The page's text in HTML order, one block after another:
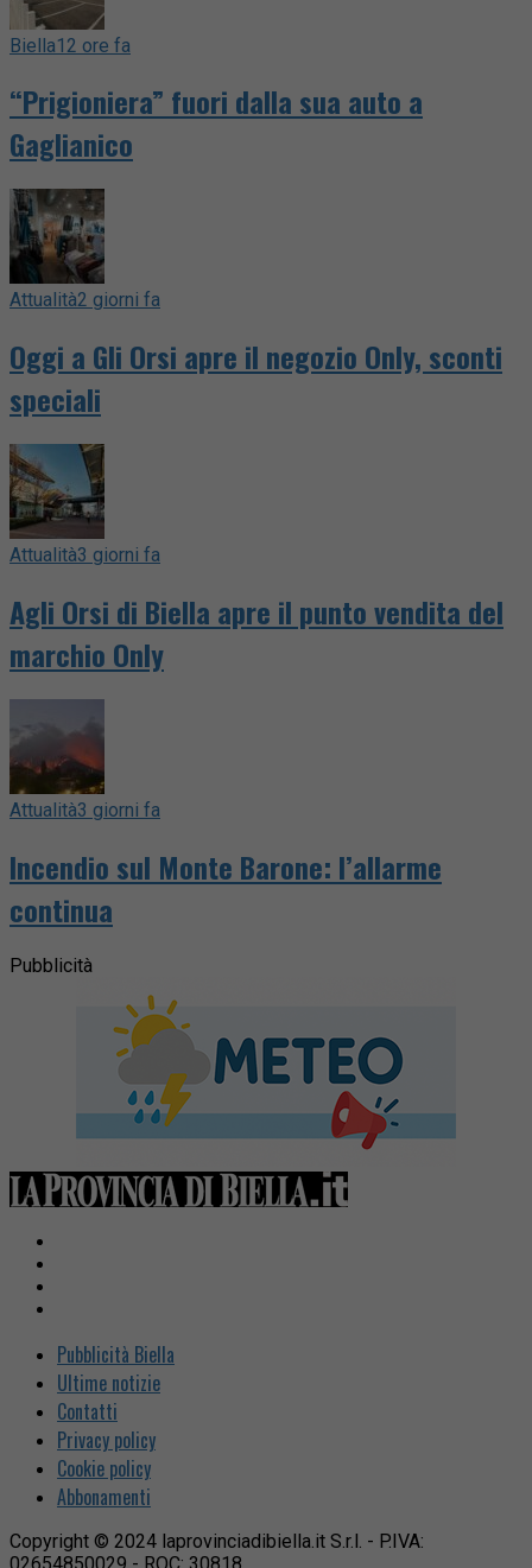
Biella12 ore fa
“Prigioniera” fuori dalla sua auto a
Gaglianico
Attualità2 giorni fa
Oggi a Gli Orsi apre il negozio Only, sconti
speciali
Attualità3 giorni fa
Agli Orsi di Biella apre il punto vendita del
marchio Only
Attualità3 giorni fa
Incendio sul Monte Barone: l’allarme
continua
Pubblicità
Pubblicità Biella
Ultime notizie
Contatti
Privacy policy
Cookie policy
Abbonamenti
Copyright © 2024 laprovinciadibiella.it S.r.l. - P.IVA: